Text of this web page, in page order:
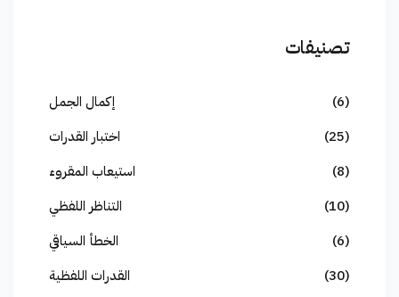
تصنيفات
إكمال الجمل
(6)
اختبار القدرات
(25)
استيعاب المقروء
(8)
التناظر اللفظي
(10)
الخطأ السياقي
(6)
القدرات اللفظية
(30)